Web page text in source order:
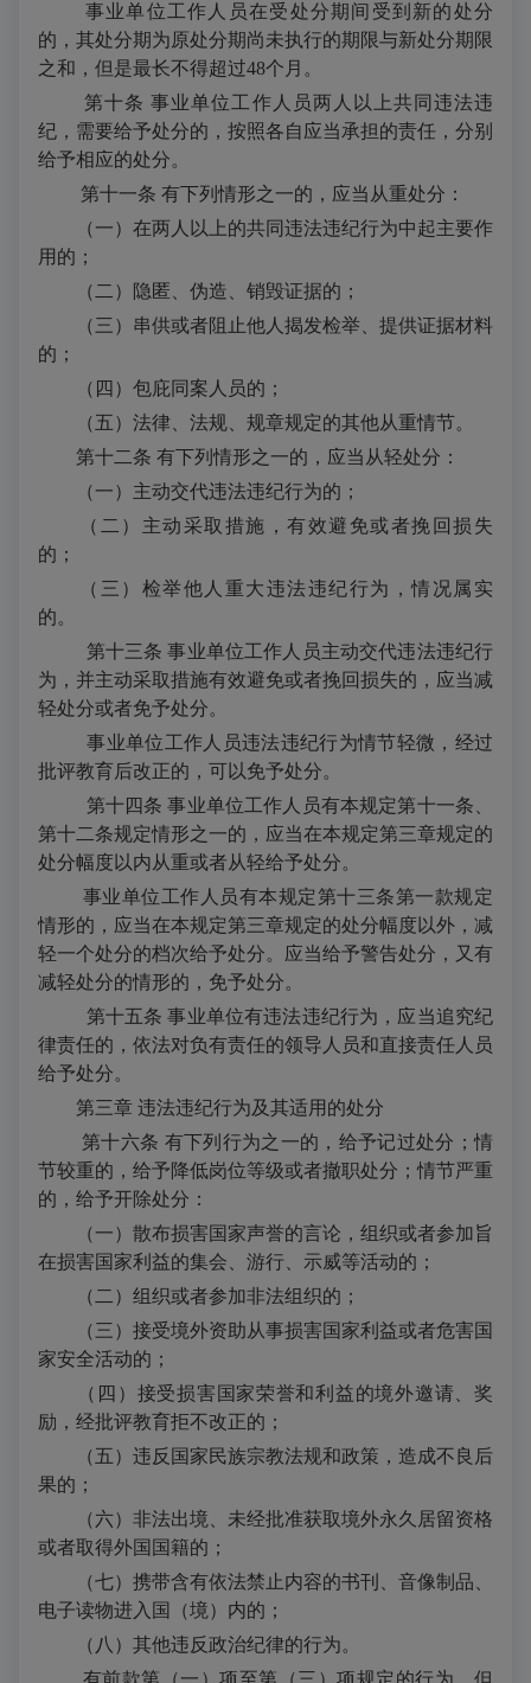
事业单位工作人员在受处分期间受到新的处分
的，其处分期为原处分期尚未执行的期限与新处分期限
之和，但是最长不得超过48个月。
第十条 事业单位工作人员两人以上共同违法违
纪，需要给予处分的，按照各自应当承担的责任，分别
给予相应的处分。
第十一条 有下列情形之一的，应当从重处分：
（一）在两人以上的共同违法违纪行为中起主要作
用的；
（二）隐匿、伪造、销毁证据的；
（三）串供或者阻止他人揭发检举、提供证据材料
的；
（四）包庇同案人员的；
（五）法律、法规、规章规定的其他从重情节。
第十二条 有下列情形之一的，应当从轻处分：
（一）主动交代违法违纪行为的；
（二）主动采取措施，有效避免或者挽回损失
的；
（三）检举他人重大违法违纪行为，情况属实
的。
第十三条 事业单位工作人员主动交代违法违纪行
为，并主动采取措施有效避免或者挽回损失的，应当减
轻处分或者免予处分。
事业单位工作人员违法违纪行为情节轻微，经过
批评教育后改正的，可以免予处分。
第十四条 事业单位工作人员有本规定第十一条、
第十二条规定情形之一的，应当在本规定第三章规定的
处分幅度以内从重或者从轻给予处分。
事业单位工作人员有本规定第十三条第一款规定
情形的，应当在本规定第三章规定的处分幅度以外，减
轻一个处分的档次给予处分。应当给予警告处分，又有
减轻处分的情形的，免予处分。
第十五条 事业单位有违法违纪行为，应当追究纪
律责任的，依法对负有责任的领导人员和直接责任人员
给予处分。
第三章 违法违纪行为及其适用的处分
第十六条 有下列行为之一的，给予记过处分；情
节较重的，给予降低岗位等级或者撤职处分；情节严重
的，给予开除处分：
（一）散布损害国家声誉的言论，组织或者参加旨
在损害国家利益的集会、游行、示威等活动的；
（二）组织或者参加非法组织的；
（三）接受境外资助从事损害国家利益或者危害国
家安全活动的；
（四）接受损害国家荣誉和利益的境外邀请、奖
励，经批评教育拒不改正的；
（五）违反国家民族宗教法规和政策，造成不良后
果的；
（六）非法出境、未经批准获取境外永久居留资格
或者取得外国国籍的；
（七）携带含有依法禁止内容的书刊、音像制品、
电子读物进入国（境）内的；
（八）其他违反政治纪律的行为。
有前款第（一）项至第（三）项规定的行为，但